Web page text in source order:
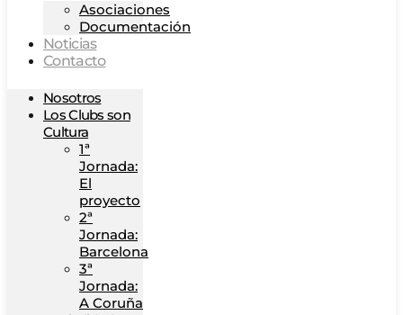
Asociaciones
Documentación
Noticias
Contacto
Nosotros
Los Clubs son
Cultura
1ª
Jornada:
El
proyecto
2ª
Jornada:
Barcelona
3ª
Jornada:
A Coruña